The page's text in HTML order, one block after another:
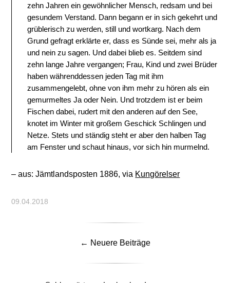
zehn Jahren ein gewöhnlicher Mensch, redsam und bei
gesundem Verstand. Dann begann er in sich gekehrt und
grüblerisch zu werden, still und wortkarg. Nach dem
Grund gefragt erklärte er, dass es Sünde sei, mehr als ja
und nein zu sagen. Und dabei blieb es. Seitdem sind
zehn lange Jahre vergangen; Frau, Kind und zwei Brüder
haben währenddessen jeden Tag mit ihm
zusammengelebt, ohne von ihm mehr zu hören als ein
gemurmeltes Ja oder Nein. Und trotzdem ist er beim
Fischen dabei, rudert mit den anderen auf den See,
knotet im Winter mit großem Geschick Schlingen und
Netze. Stets und ständig steht er aber den halben Tag
am Fenster und schaut hinaus, vor sich hin murmelnd.
– aus: Jämtlandsposten 1886, via Kungörelser
09.04.2018
← Neuere Beiträge